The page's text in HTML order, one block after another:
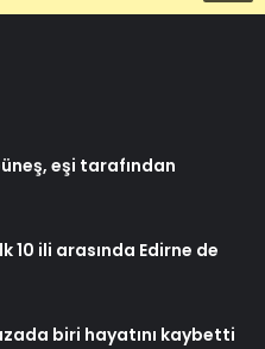
eşi tarafından
10 ili arasında Edirne de
biri hayatını kaybetti